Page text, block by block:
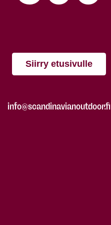
Siirry etusivulle
info@scandinavianoutdoor.fi